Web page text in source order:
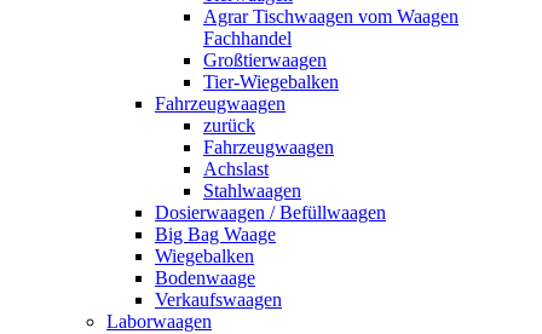
Agrar Tischwaagen vom Waagen
Fachhandel
Großtierwaagen
Tier-Wiegebalken
Fahrzeugwaagen
zurück
Fahrzeugwaagen
Achslast
Stahlwaagen
Dosierwaagen / Befüllwaagen
Big Bag Waage
Wiegebalken
Bodenwaage
Verkaufswaagen
Laborwaagen